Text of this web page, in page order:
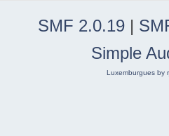
SMF 2.0.19|
Simple
Luxemburgues by